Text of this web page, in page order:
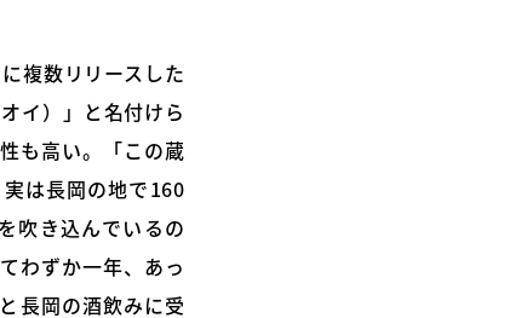
複数リリースした
イ）」と名付けら
も高い。「この蔵
は長岡の地で160
吹き込んでいるの
わずか一年、あっ
長岡の酒飲みに受